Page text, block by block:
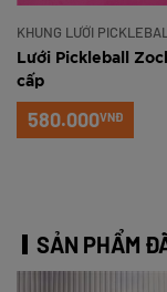
KHUNG LƯỚI
Lưới Pickleball
cấp
580.000VNĐ
SẢN PHẨM